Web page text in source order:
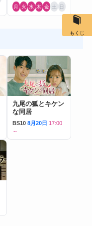
月 火 水 木 金 土 日
九尾の狐とキケン
な同居
BS10 8月20日 17:00
～
もくじ